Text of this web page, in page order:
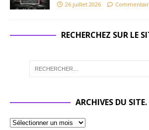
26 juillet 2026
RECHERCHEZ SUR LE
ARCHIVES DU SITE.